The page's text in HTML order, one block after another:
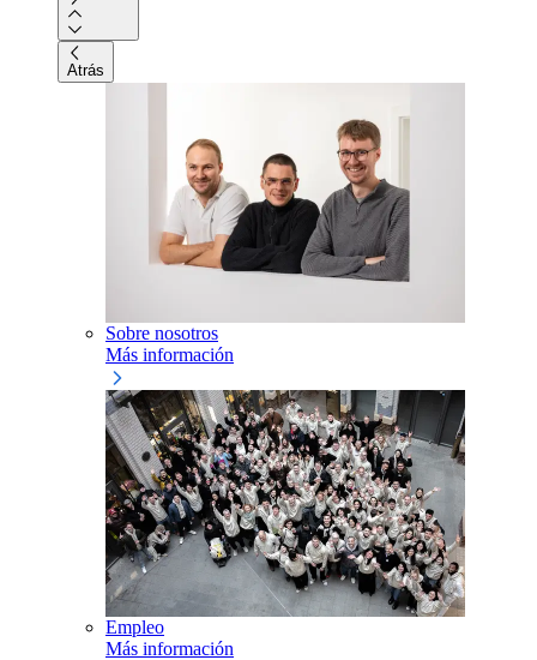
Atrás
Sobre nosotros
Más información
Empleo
Más información